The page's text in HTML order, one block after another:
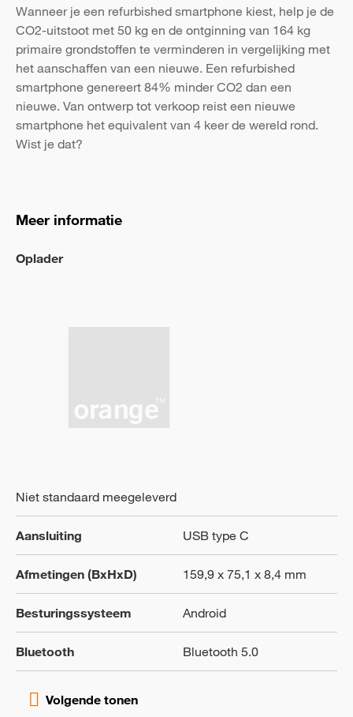
Wanneer je een refurbished smartphone kiest, help je de
CO2-uitstoot met 50 kg en de ontginning van 164 kg
primaire grondstoffen te verminderen in vergelijking met
het aanschaffen van een nieuwe. Een refurbished
smartphone genereert 84% minder CO2 dan een
nieuwe. Van ontwerp tot verkoop reist een nieuwe
smartphone het equivalent van 4 keer de wereld rond.
Wist je dat?
Meer informatie
Oplader
Niet standaard meegeleverd
Aansluiting USB type C
Afmetingen (BxHxD) 159,9 x 75,1 x 8,4 mm
Besturingssysteem Android
Bluetooth Bluetooth 5.0